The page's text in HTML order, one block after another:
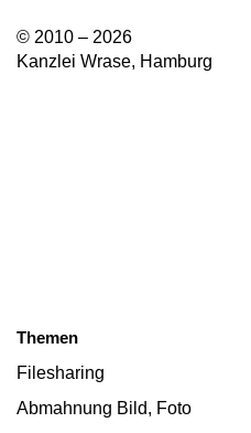
© 2010 – 2026
Kanzlei Wrase, Hamburg
Themen
Filesharing
Abmahnung Bild, Foto